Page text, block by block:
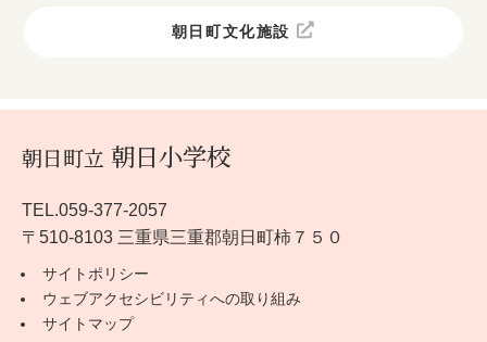
朝日町文化施設
朝日町立 朝日小学校
TEL.059-377-2057
〒510-8103 三重県三重郡朝日町柿７５０
サイトポリシー
ウェブアクセシビリティへの取り組み
サイトマップ